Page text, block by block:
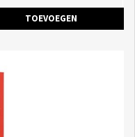
TOEVOEGEN